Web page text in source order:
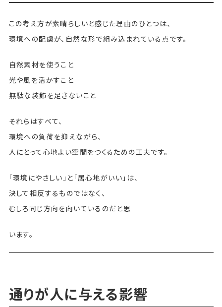
この考え方が素晴らしいと感じた理由のひとつは、
環境への配慮が、自然な形で組み込まれている点です。
自然素材を使うこと
光や風を活かすこと
無駄な装飾を足さないこと
それらはすべて、
環境への負荷を抑えながら、
人にとって心地よい空間をつくるための工夫です。
「環境にやさしい」と「居心地がいい」は、
決して相反するものではなく、
むしろ同じ方向を向いているのだと思
います。
通りが人に与える影響